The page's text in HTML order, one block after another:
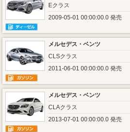
Eクラス
2009-05-01 00:00:00.0 発売
メルセデス・ベンツ
CLSクラス
2011-06-01 00:00:00.0 発売
メルセデス・ベンツ
CLAクラス
2013-07-01 00:00:00.0 発売